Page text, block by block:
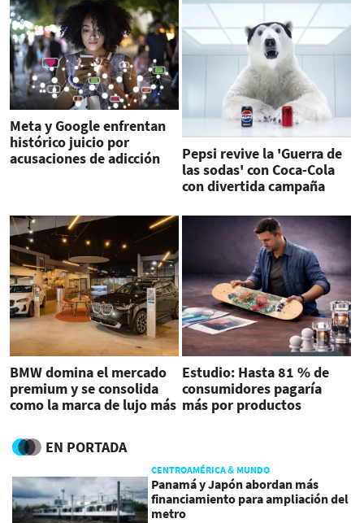
Meta y Google enfrentan
histórico juicio por
acusaciones de adicción
Pepsi revive la 'Guerra de
las sodas' con Coca-Cola
con divertida campaña
BMW domina el mercado
premium y se consolida
como la marca de lujo más
2025
Estudio: Hasta 81 % de
consumidores pagaría
más por productos
EN PORTADA
CENTROAMÉRICA & MUNDO
Panamá y Japón abordan más
financiamiento para ampliación del
metro